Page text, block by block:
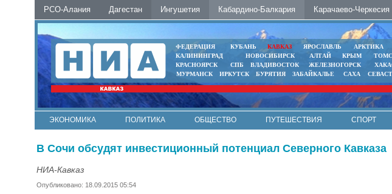
РСО-Алания Дагестан Ингушетия Кабардино-Балкария Карачаево-Черкесия
ФЕДЕРАЦИЯ КУБАНЬ КАВКАЗ ЯРОСЛАВЛЬ АРКТИКА
КАЛИНИНГРАД
НОВОСИБИРСК АЛТАЙ КРЫМ
КРАСНОЯРСК
СПБ ВЛАДИВОСТОК ЖЕЛЕЗНОГОРСК
МУРМАНСК
ИРКУТСК БУРЯТИЯ ЗАБАЙКАЛЬЕ САХА
ЭКОНОМИКА ПОЛИТИКА ОБЩЕСТВО ПУТЕШЕСТВИЯ СПОРТ
В Сочи обсудят инвестиционный потенциал Северного Кавказа
НИА-Кавказ
Опубликовано: 18.09.2015 05:54